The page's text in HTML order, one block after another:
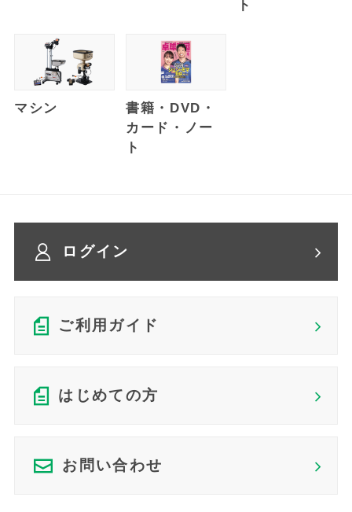
ト
マシン
書籍・DVD・
カード・ノー
ト
ログイン
ご利用ガイド
はじめての方
お問い合わせ